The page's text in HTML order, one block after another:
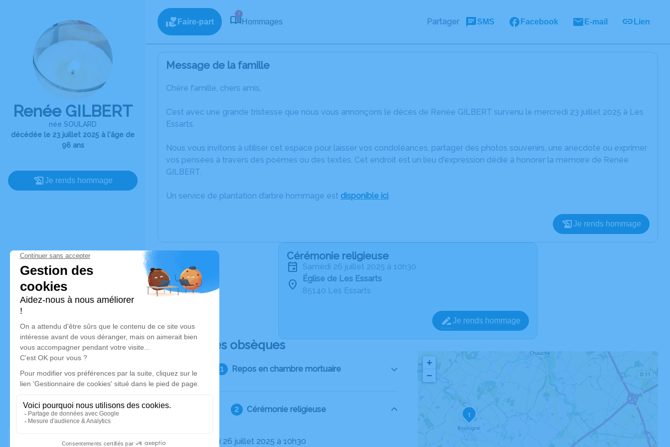
Renée GILBERT
née SOULARD
décédée le 23 juillet 2025 à l'âge de
96 ans
Je rends hommage
Faire-part
3
Hommages Partager SMS Facebook E-mail Lien
Message de la famille
Chère famille, chers amis,
C’est avec une grande tristesse que nous vous annonçons le décès de Renée GILBERT survenu le mercredi 23 juillet 2025 à Les
Essarts.
Nous vous invitons à utiliser cet espace pour laisser vos condoléances, partager des photos souvenirs, une anecdote ou exprimer
vos pensées à travers des poèmes ou des textes. Cet endroit est un lieu d'expression dédié à honorer la mémoire de Renée
GILBERT.
Un service de plantation d’arbre hommage est disponible ici.
Je rends hommage
Cérémonie religieuse
samedi 26 juillet 2025 à 10h30
Église de Les Essarts
85140 Les Essarts
Je rends hommage
Déroulé des obsèques
Repos en chambre mortuaire
Cérémonie religieuse
Le samedi 26 juillet 2025 à 10h30
1
+
−